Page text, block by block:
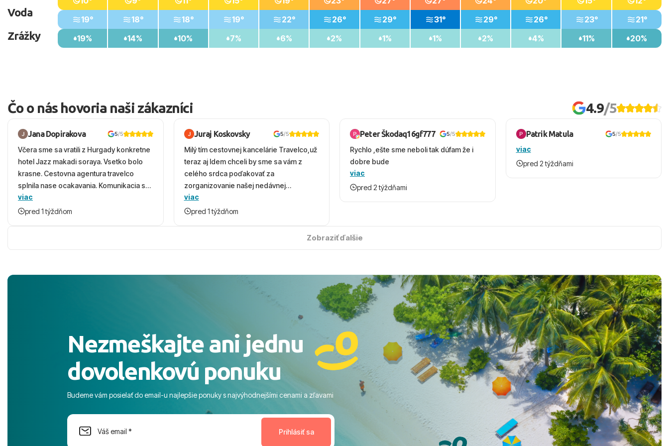
Voda
Zrážky
19°
19%
18°
14%
18°
10%
19°
7%
22°
6%
26°
2%
29°
1%
31°
1%
29°
2%
26°
4%
23°
11%
21°
20%
Čo o nás hovoria naši zákazníci 4.9/5
Jana Dopirakova 5/5
Včera sme sa vratili z Hurgady konkretne
hotel Jazz makadi soraya. Vsetko bolo
krasne. Cestovna agentura travelco
splnila nase ocakavania. Komunikacia s
panom Michalinom uzasna a napomocna.
Vsetko vysvetlil aj vo vecernych hodinach
viac
pred 1 týždňom
Juraj Koskovsky 5/5
Milý tím cestovnej kancelárie Travelco,už
teraz aj Idem chceli by sme sa vám z
celého srdca poďakovať za
zorganizovanie našej nedávnej
dovolenky v Turecku. Vďaka vám sme
prežili nádherný čas, na ktorý budeme
čierneho! ​Čo nás dostalo najviac: ​Skvelé
ochotní a starostliví ľudia. ​Gastro zážitok:
celého dňa. ​Areál a pláž: Nádherné, čisté
prostredie, veľa zelene a udržiavaná pláž
s pozvoľným vstupom do mora a teple
more. ​Program: Skvelé animácie a
na moment nenudil, no zároveň bol
dostatok priestoru na dokonalý relax. ​
Magic Life Jacaranda môžeme s čistým
viac
pred 1 týždňom
Peter Škodaq16gf777 5/5
Rychlo ,ešte sme neboli tak dúfam že i
dobre bude
viac
pred 2 týždňami
Patrik Matula 5/5
viac
pred 2 týždňami
Zobraziť ďalšie
Nezmeškajte ani jednu
dovolenkovú ponuku
Budeme vám posielať do email-u najlepšie ponuky s najvýhodnejšími cenami a zľavami